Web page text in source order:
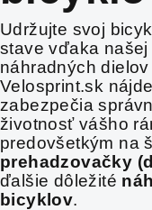
Udržujte svoj
stave vďaka
náhradných
Velosprint.sk
zabezpečia
životnosť vášho
predovšetkým na
prehadzovačky
ďalšie dôležité
bicyklov.